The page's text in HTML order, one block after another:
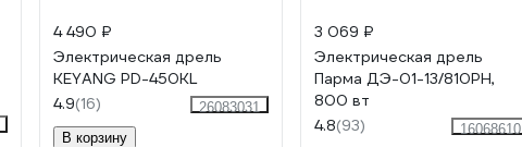
4 490 ₽
Электрическая дрель
KEYANG PD-450KL
4.9(16)
26083031
В корзину
3 069 ₽
Электрическая дрель
Парма ДЭ-01-13/810РН,
800 вт
4.8(93)
16068610